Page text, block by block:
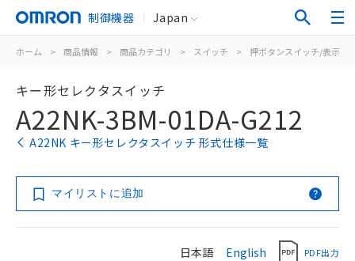
制御機器 Japan
ホーム > 商品情報 > 商品カテゴリ > スイッチ > 押ボタンスイッチ/表示灯
キー形セレクタスイッチ
A22NK-3BM-01DA-G212
A22NK キー形セレクタスイッチ 形式仕様一覧
マイリストに追加
日本語 English PDF出力